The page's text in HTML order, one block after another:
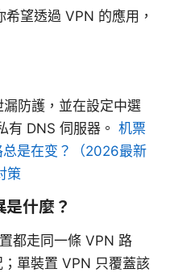
望透過 VPN 的應用，
防護，並在設定中選
有 DNS 伺服器。 机票
是在变？（2026最新
策
什麼？
都走同一條 VPN 路
單裝置 VPN 只覆蓋該